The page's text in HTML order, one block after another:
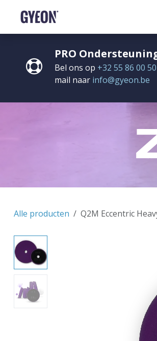
PRO
Bel ons op +32 55 86 00 50
mail naar info@gyeon.be
Alle producten Q2M Eccentric